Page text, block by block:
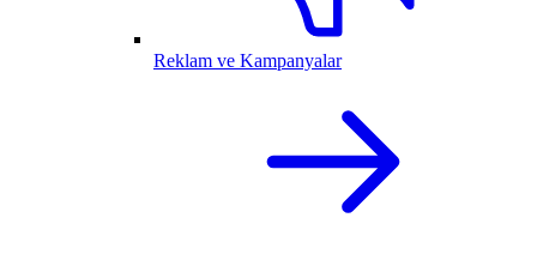
Reklam ve Kampanyalar